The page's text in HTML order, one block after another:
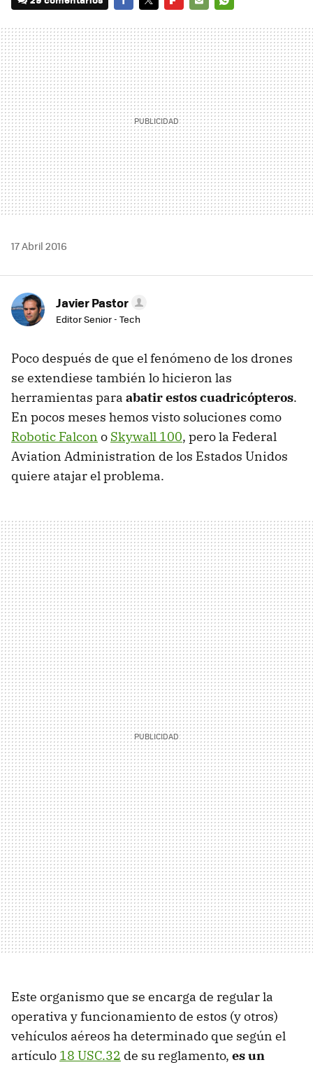
MAIL
17 Abril 2016
Javier Pastor
Editor Senior - Tech
Poco después de que el fenómeno de los drones
se extendiese también lo hicieron las
herramientas para abatir estos cuadricópteros.
En pocos meses hemos visto soluciones como
Robotic Falcon o Skywall 100, pero la Federal
Aviation Administration de los Estados Unidos
quiere atajar el problema.
Este organismo que se encarga de regular la
operativa y funcionamiento de estos (y otros)
vehículos aéreos ha determinado que según el
artículo 18 USC.32 de su reglamento, es un